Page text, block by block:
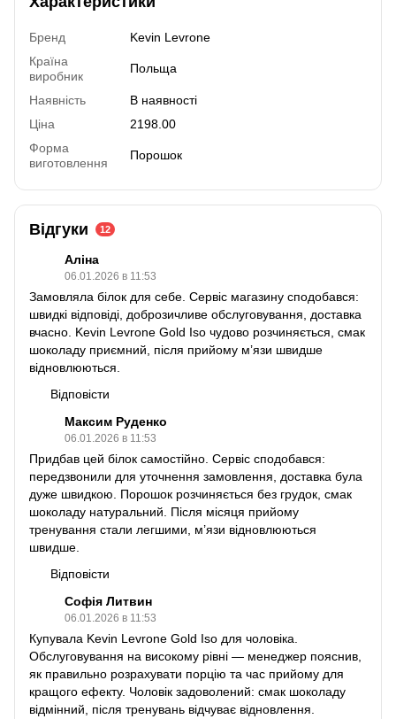
Бренд
Kevin Levrone
Країна
виробник
Польща
Наявність
В наявності
Ціна
2198.00
Форма
виготовлення
Порошок
Відгуки 12
Аліна
06.01.2026 в 11:53
Замовляла білок для себе. Сервіс магазину сподобався:
швидкі відповіді, доброзичливе обслуговування, доставка
вчасно. Kevin Levrone Gold Iso чудово розчиняється, смак
шоколаду приємний, після прийому м’язи швидше
відновлюються.
Відповісти
Максим Руденко
06.01.2026 в 11:53
Придбав цей білок самостійно. Сервіс сподобався:
передзвонили для уточнення замовлення, доставка була
дуже швидкою. Порошок розчиняється без грудок, смак
шоколаду натуральний. Після місяця прийому
тренування стали легшими, м’язи відновлюються
швидше.
Відповісти
Софія Литвин
06.01.2026 в 11:53
Купувала Kevin Levrone Gold Iso для чоловіка.
Обслуговування на високому рівні — менеджер пояснив,
як правильно розрахувати порцію та час прийому для
кращого ефекту. Чоловік задоволений: смак шоколаду
відмінний, після тренувань відчуває відновлення.